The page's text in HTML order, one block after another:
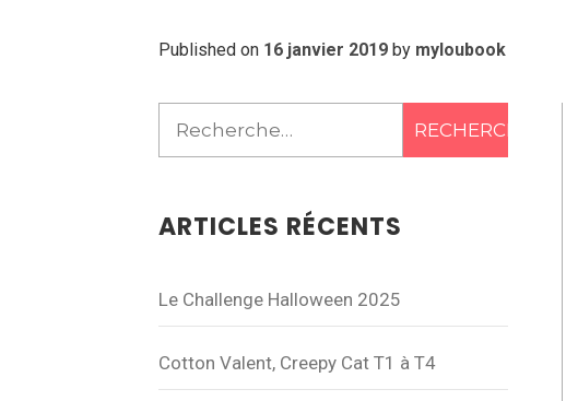
Published on 16 janvier 2019by myloubook
Rechercher :
ARTICLES RÉCENTS
Le Challenge Halloween 2025
Cotton Valent, Creepy Cat T1 à T4